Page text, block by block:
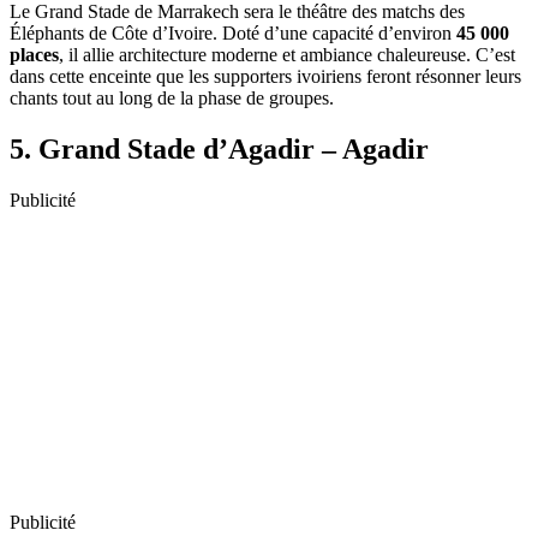
Le Grand Stade de Marrakech sera le théâtre des matchs des
Éléphants de Côte d’Ivoire. Doté d’une capacité d’environ 45 000
places, il allie architecture moderne et ambiance chaleureuse. C’est
dans cette enceinte que les supporters ivoiriens feront résonner leurs
chants tout au long de la phase de groupes.
5. Grand Stade d’Agadir – Agadir
Publicité
Publicité